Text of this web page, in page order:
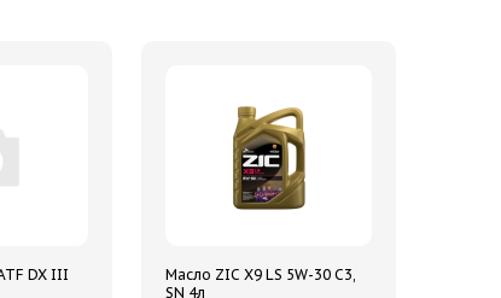
DX III
Масло ZIC X9 LS 5W-30 C3,
SN 4л